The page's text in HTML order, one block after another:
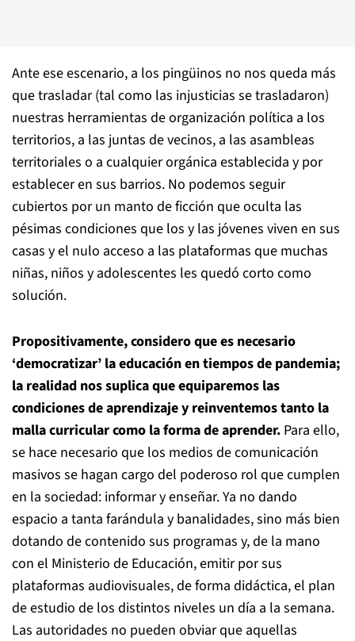
Ante ese escenario, a los pingüinos no nos queda más
que trasladar (tal como las injusticias se trasladaron)
nuestras herramientas de organización política a los
territorios, a las juntas de vecinos, a las asambleas
territoriales o a cualquier orgánica establecida y por
establecer en sus barrios. No podemos seguir
cubiertos por un manto de ficción que oculta las
pésimas condiciones que los y las jóvenes viven en sus
casas y el nulo acceso a las plataformas que muchas
niñas, niños y adolescentes les quedó corto como
solución.
Propositivamente, considero que es necesario
‘democratizar’ la educación en tiempos de pandemia;
la realidad nos suplica que equiparemos las
condiciones de aprendizaje y reinventemos tanto la
malla curricular como la forma de aprender. Para ello,
se hace necesario que los medios de comunicación
masivos se hagan cargo del poderoso rol que cumplen
en la sociedad: informar y enseñar. Ya no dando
espacio a tanta farándula y banalidades, sino más bien
dotando de contenido sus programas y, de la mano
con el Ministerio de Educación, emitir por sus
plataformas audiovisuales, de forma didáctica, el plan
de estudio de los distintos niveles un día a la semana.
Las autoridades no pueden obviar que aquellas